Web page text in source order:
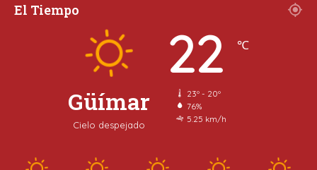
El Tiempo
Güímar
Cielo despejado
22 ℃
23º - 20º
76%
5.25 km/h